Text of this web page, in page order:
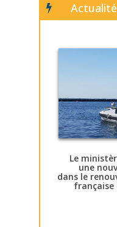
Le
une
dans le
française